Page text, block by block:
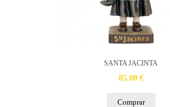
SANTA JACINTA
85,00 €
Comprar